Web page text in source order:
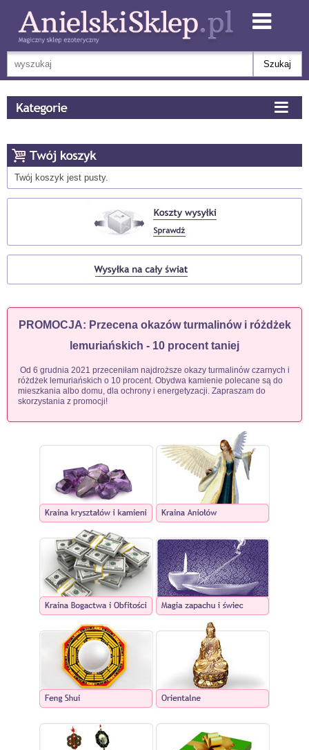
Twój koszyk jest pusty.
PROMOCJA: Przecena okazów turmalinów i różdżek
lemuriańskich - 10 procent taniej
Od 6 grudnia 2021 przeceniłam najdroższe okazy turmalinów czarnych i
różdżek lemuriańskich o 10 procent. Obydwa kamienie polecane są do
mieszkania albo domu, dla ochrony i energetyzacji. Zapraszam do
skorzystania z promocji!